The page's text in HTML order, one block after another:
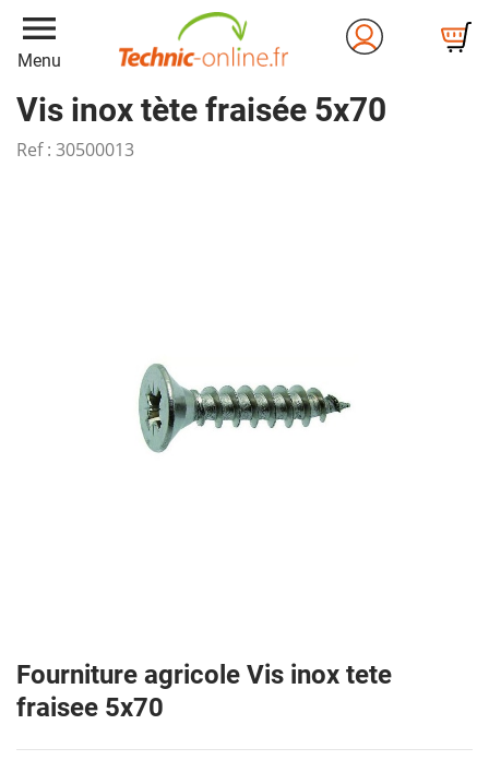
menu
Menu
Vis inox tète fraisée 5x70
Ref : 30500013
Fourniture agricole Vis inox tete
fraisee 5x70